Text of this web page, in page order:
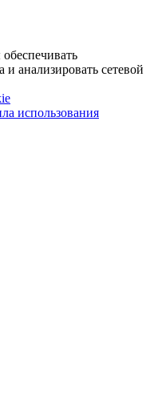
анализировать сетевой
использования